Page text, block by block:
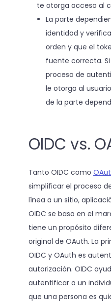
te otorga acceso al
La parte
identidad y
orden y que el
fuente correcta.
proceso de
le otorga al
de la parte
OIDC vs.
Tanto OIDC como
simplificar el proceso
línea a un sitio,
OIDC se basa en el
tiene un propósito
original de OAuth. La
OIDC y OAuth es
autorización. OIDC
autentificar a un
que una persona es